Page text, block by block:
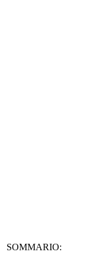
SOMMARIO: